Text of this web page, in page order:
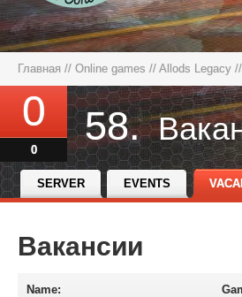
Главная // Online games // Allods Legacy
0
0
58.
SERVER EVENTS
Вакансии
Name: